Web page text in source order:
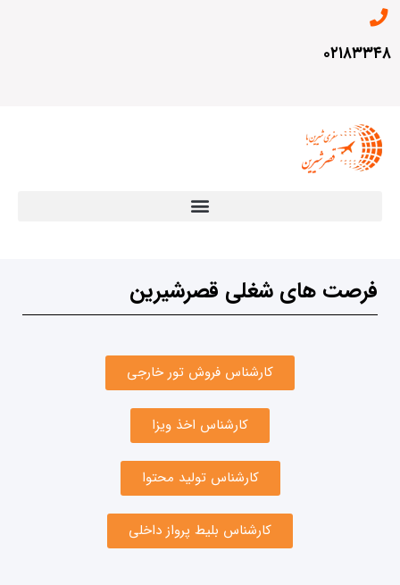
۰۲۱۸۳۳۴۸
فرصت های شغلی قصرشیرین
کارشناس فروش تور خارجی
کارشناس اخذ ویزا
کارشناس تولید محتوا
کارشناس بلیط پرواز داخلی